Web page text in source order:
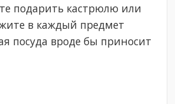
подарить кастрюлю или
в каждый предмет
посуда вроде бы приносит